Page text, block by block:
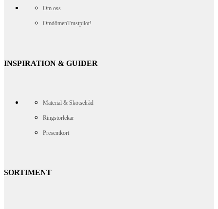
Om oss
OmdömenTrustpilot!
INSPIRATION & GUIDER
Material & Skötselråd
Ringstorlekar
Presentkort
SORTIMENT